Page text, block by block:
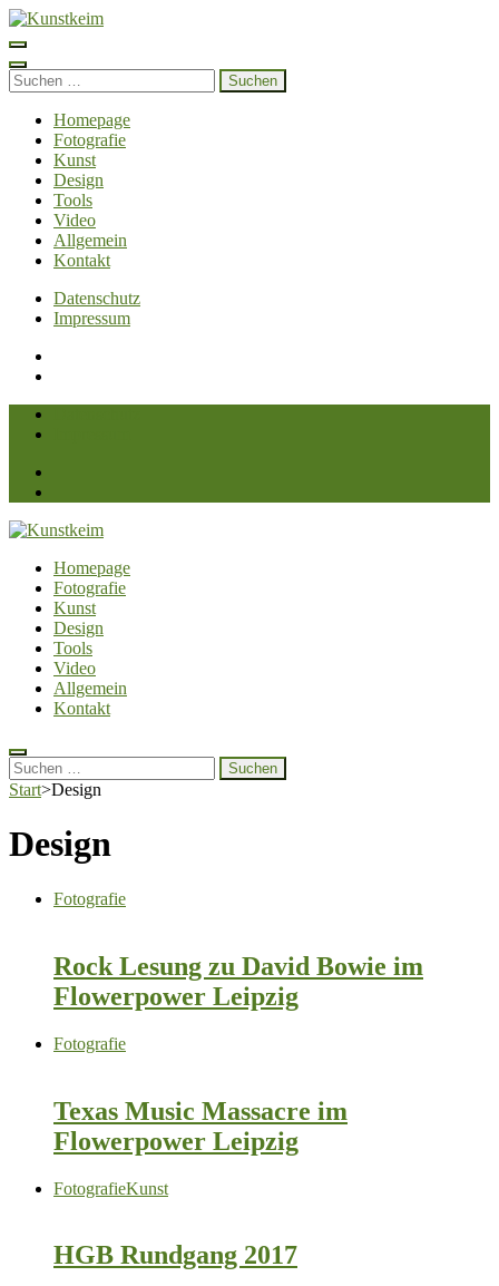
Zum
Inhalt
springen
(Enter
drücken)
Suchen
nach:
Homepage
Fotografie
Kunst
Design
Tools
Video
Allgemein
Kontakt
Datenschutz
Impressum
Kunstkeim
Fotografie, Design und Szene
Homepage
Fotografie
Kunst
Design
Tools
Video
Allgemein
Kontakt
Suchen
nach:
Start>Design
Design
Fotografie
Rock Lesung zu David Bowie im
Flowerpower Leipzig
Fotografie
Texas Music Massacre im
Flowerpower Leipzig
FotografieKunst
HGB Rundgang 2017